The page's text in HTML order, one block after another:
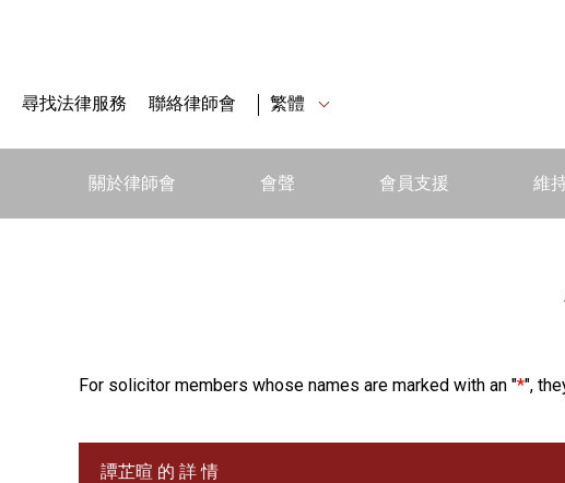
尋找法律服務 聯絡律師會 繁體
關於律師會 會聲 會員支援 維
For solicitor members whose names are marked with an "*",
譚芷暄 的 詳 情